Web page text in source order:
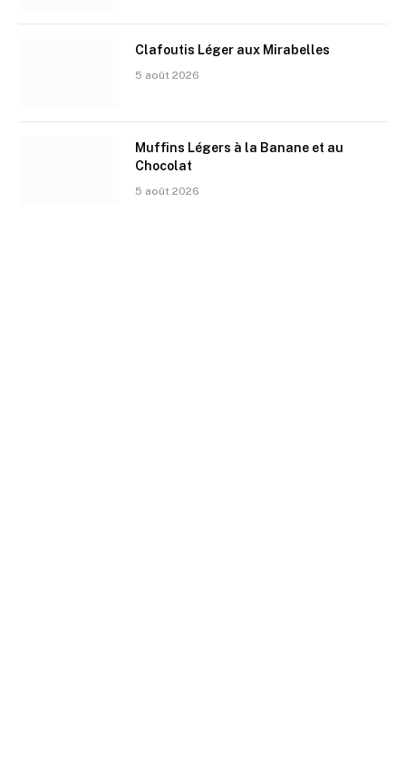
Clafoutis Léger aux Mirabelles
5 août 2026
Muffins Légers à la Banane et au
Chocolat
5 août 2026